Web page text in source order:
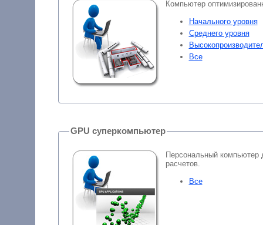
Компьютер
Начального уровня
Среднего уровня
Все
GPU суперкомпьютер
Персональный компьютер
расчетов.
Все